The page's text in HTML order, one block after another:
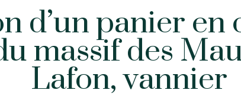
d’un panier en
massif des
Lafon, vannier